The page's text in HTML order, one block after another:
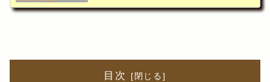
関する口コミや評判について解説。
目次